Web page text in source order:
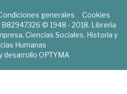
generales
Cookies
© 1948 - 2018. Librería
Ciencias Sociales, Historia y
Humanas
desarrollo OPTYMA